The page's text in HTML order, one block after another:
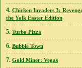
4. Chicken Invaders 3:
the Yolk Easter Edition
5. Turbo Pizza
6. Bubble Town
7. Gold Miner: Vegas